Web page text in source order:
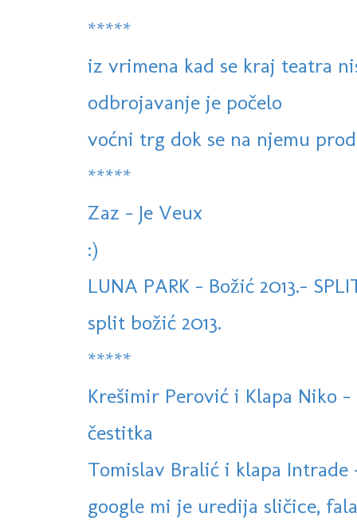
*****
iz vrimena kad se kraj teatra
odbrojavanje je počelo
voćni trg dok se na njemu
*****
Zaz - Je Veux
:)
LUNA PARK - Božić 2013.-
split božić 2013.
*****
Krešimir Perović i Klapa Niko
čestitka
Tomislav Bralić i klapa Intrade
google mi je uredija sličice,